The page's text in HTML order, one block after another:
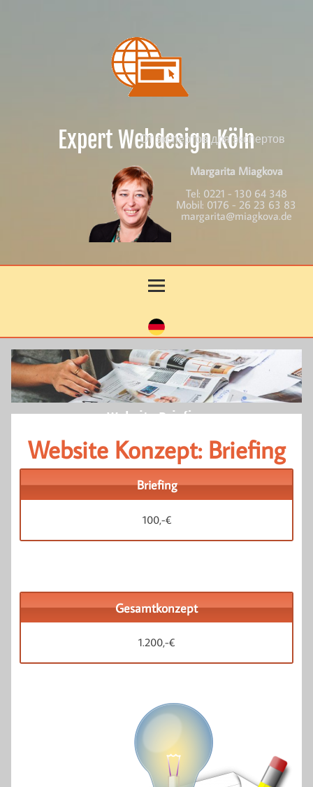
Expert Webdesign Köln
От экспертов для экспертов
Margarita Miagkova
Tel: 0221 - 130 64 348
Mobil: 0176 - 26 23 63 83
margarita@miagkova.de
Website Briefing
Website Konzept: Briefing
Briefing
100,-€
Gesamtkonzept
1.200,-€